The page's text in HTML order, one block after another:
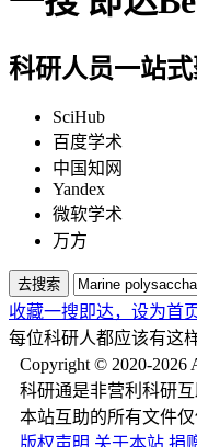
科研人员一站
SciHub
百度学术
中国知网
Yandex
微软学术
万方
去搜索
收藏一搜即达， 设为首
每位科研人都应该有这
Copyright © 2020-2026
科研通是非营利科研
本站互助的所有文件
版权声明 关于本站 捐